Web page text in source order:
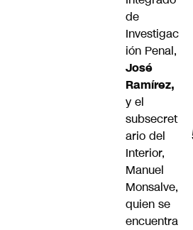
de
Investigac
ión Penal,
José
Ramírez,
y el
subsecret
ario del
Interior,
Manuel
Monsalve,
quien se
encuentra